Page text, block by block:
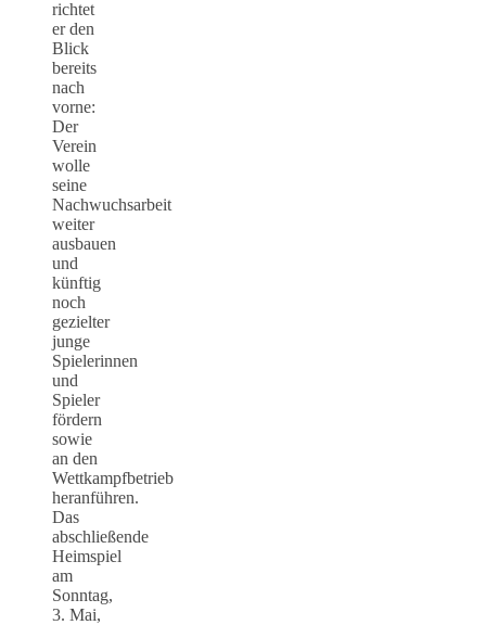
richtet
er den
Blick
bereits
nach
vorne:
Der
Verein
wolle
seine
Nachwuchsarbeit
weiter
ausbauen
und
künftig
noch
gezielter
junge
Spielerinnen
und
Spieler
fördern
sowie
an den
Wettkampfbetrieb
heranführen.
Das
abschließende
Heimspiel
am
Sonntag,
3. Mai,